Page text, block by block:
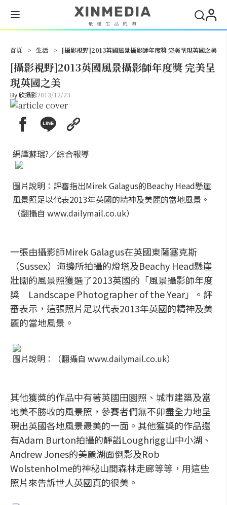
首頁 > 生活 > [攝影視野]2013英國風景攝影師年度獎 完美呈現英國之美
[攝影視野]2013英國風景攝影師年度獎 完美呈
現英國之美
By欣攝影2013/12/23
編譯蘇琨?／綜合報導
圖片說明：評審指出Mirek Galagus的Beachy Head懸崖
風景照足以代表2013年英國的精神及美麗的當地風景。
（翻攝自 www.dailymail.co.uk）
一張由攝影師Mirek Galagus在英國東薩塞克斯
（Sussex）海邊所拍攝的燈塔及Beachy Head懸崖
壯闊的風景照獲選了2013英國的「風景攝影師年度
獎 Landscape Photographer of the Year」。評
審表示，這張照片足以代表2013年英國的精神及美
麗的當地風景。
圖片說明：（翻攝自 www.dailymail.co.uk）
其他獲獎的作品中有著英國田園照、城市建築及當
地美不勝收的風景照，參賽者們無不卯盡全力地呈
現出英國各地風景最美的一面。其他獲獎的作品還
有Adam Burton拍攝的靜謚Loughrigg山中小湖、
Andrew Jones的美麗湖面倒影及Rob
Wolstenholme的神秘山間森林走廊等等，用這些
照片來告訴世人英國真的很美。